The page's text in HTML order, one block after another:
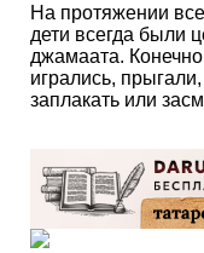
На протяжении
дети всегда были
джамаата.
игрались,
заплакать или